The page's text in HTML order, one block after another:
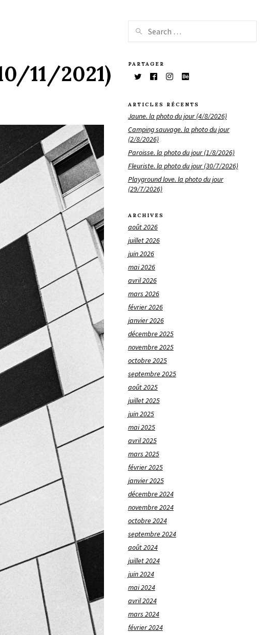
11/2021) PARTAGER
ARTICLES RÉCENTS
Jaune. la photo du jour (4/8/2026)
Camping sauvage. la photo du jour
(2/8/2026)
Paroisse. la photo du jour (1/8/2026)
Fleuriste. la photo du jour (30/7/2026)
Playground love. la photo du jour
(29/7/2026)
ARCHIVES
août 2026
juillet 2026
juin 2026
mai 2026
avril 2026
mars 2026
février 2026
janvier 2026
décembre 2025
novembre 2025
octobre 2025
septembre 2025
août 2025
juillet 2025
juin 2025
mai 2025
avril 2025
mars 2025
février 2025
janvier 2025
décembre 2024
novembre 2024
octobre 2024
septembre 2024
août 2024
juillet 2024
juin 2024
mai 2024
avril 2024
mars 2024
février 2024